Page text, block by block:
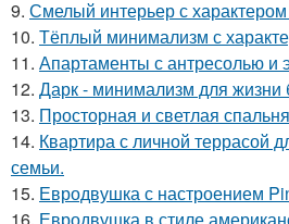
9. Смелый интерьер с
10. Тёплый минимализм с
11. Апартаменты с антресолью и
12. Дарк - минимализм для жизни
13. Просторная и светлая
14. Квартира с личной террасой
семьи.
15. Евродвушка с настроением